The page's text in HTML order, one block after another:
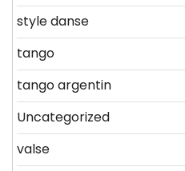
style danse
tango
tango argentin
Uncategorized
valse